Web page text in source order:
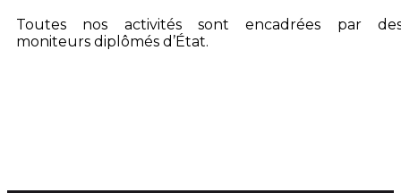
Toutes nos activités sont encadrées par
moniteurs diplômés d’État.